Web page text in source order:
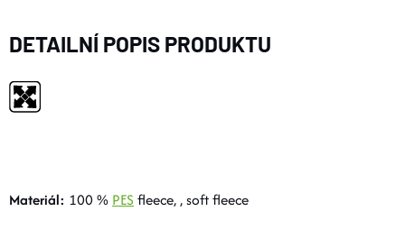
DETAILNÍ POPIS PRODUKTU
Materiál: 100 % PES fleece, , soft fleece